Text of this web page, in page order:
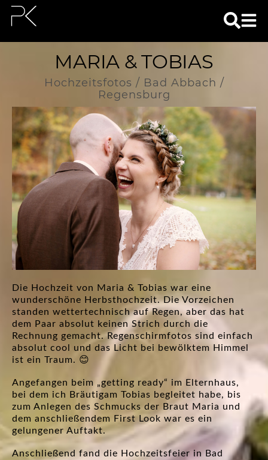
MARIA & TOBIAS
Hochzeitsfotos / Bad Abbach /
Regensburg
Die Hochzeit von Maria & Tobias war eine
wunderschöne Herbsthochzeit. Die Vorzeichen
standen wettertechnisch auf Regen, aber das hat
dem Paar absolut keinen Strich durch die
Rechnung gemacht. Regenschirmfotos sind einfach
absolut cool und das Licht bei bewölktem Himmel
ist ein Traum. 😊
Angefangen beim „getting ready“ im Elternhaus,
bei dem ich Bräutigam Tobias begleitet habe, bis
zum Anlegen des Schmucks der Braut Maria und
dem anschließendem First Look war es ein
gelungener Auftakt.
Anschließend fand die Hochzeitsfeier in Bad